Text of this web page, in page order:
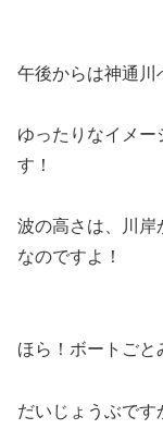
午後からは神通川
ゆったりなイメ
す！
波の高さは、川岸
なのですよ！
ほら！ボートごと
だいじょうぶです